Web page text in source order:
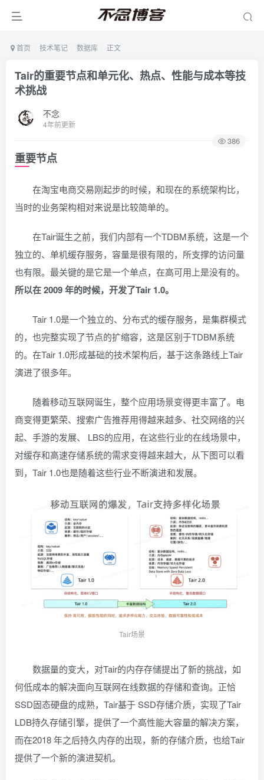
首页 技术笔记 数据库 正文
Tair的重要节点和单元化、热点、性能与成本等技
术挑战
不念
4年前更新
386
重要节点
在淘宝电商交易刚起步的时候，和现在的系统架构比，
当时的业务架构相对来说是比较简单的。
在Tair诞生之前，我们内部有一个TDBM系统，这是一个
独立的、单机缓存服务，容量是很有限的，所支撑的访问量
也有限。最关键的是它是一个单点，在高可用上是没有的。
所以在 2009 年的时候，开发了Tair 1.0。
Tair 1.0是一个独立的、分布式的缓存服务，是集群模式
的，也完整实现了节点的扩缩容，这是区别于TDBM系统
的。在Tair 1.0形成基础的技术架构后，基于这条路线上Tair
演进了很多年。
随着移动互联网诞生，整个应用场景变得更丰富了。电
商变得更繁荣、搜索广告推荐用得越来越多、社交网络的兴
起、手游的发展、 LBS的应用，在这些行业的在线场景中，
对缓存和高速存储系统的需求变得越来越大，从下图可以看
到，Tair 1.0也是随着这些行业不断演进和发展。
Tair场景
数据量的变大，对Tair的内存存储提出了新的挑战，如
何低成本的解决面向互联网在线数据的存储和查询。正恰
SSD固态硬盘的成熟，Tair基于 SSD存储介质，实现了Tair
LDB持久存储引擎，提供了一个高性能大容量的解决方案，
而在2018 年之后持久内存的出现，新的存储介质，也给Tair
提供了一个新的演进契机。